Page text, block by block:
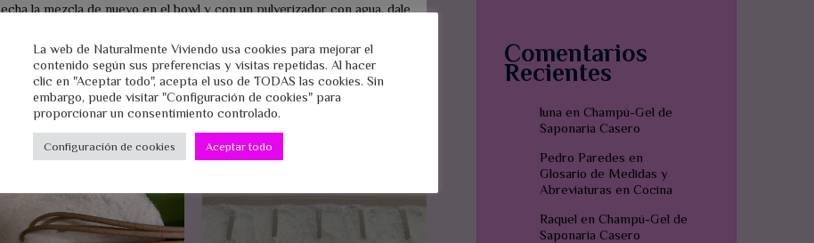
echa la mezcla de nuevo en el bowl y con un pulverizador con agua, dale
No la tiene, puedes usarlas para lavados «lights» , vajilla que no esté muy
Comentarios
Recientes
luna en Champú-Gel de
Saponaria Casero
Pedro Paredes en
Glosario de Medidas y
Abreviaturas en Cocina
Raquel en Champú-Gel de
Saponaria Casero
La web de Naturalmente Viviendo usa cookies para mejorar el
contenido según sus preferencias y visitas repetidas. Al hacer
clic en "Aceptar todo", acepta el uso de TODAS las cookies. Sin
embargo, puede visitar "Configuración de cookies" para
proporcionar un consentimiento controlado.
Configuración de cookies Aceptar todo